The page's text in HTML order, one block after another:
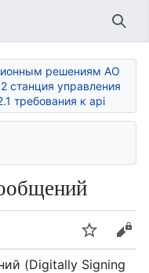
решениям АО
2 станция управления
требования к api
Следить
(Digitally Signing